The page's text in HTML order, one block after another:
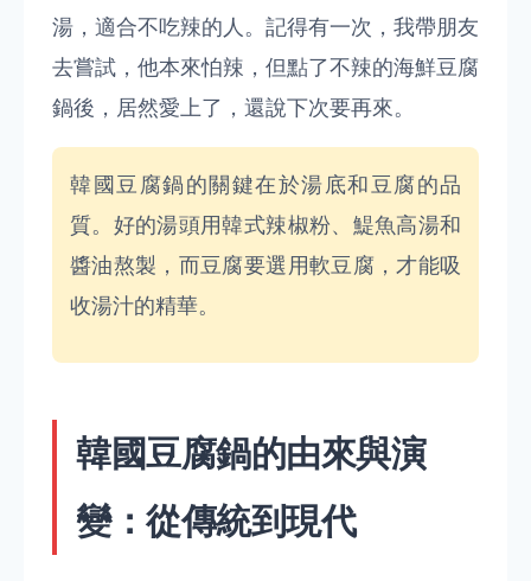
湯，適合不吃辣的人。記得有一次，我帶朋友
去嘗試，他本來怕辣，但點了不辣的海鮮豆腐
鍋後，居然愛上了，還說下次要再來。
韓國豆腐鍋的關鍵在於湯底和豆腐的品
質。好的湯頭用韓式辣椒粉、鯷魚高湯和
醬油熬製，而豆腐要選用軟豆腐，才能吸
收湯汁的精華。
韓國豆腐鍋的由來與演
變：從傳統到現代